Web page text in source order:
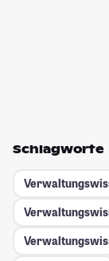
Schlagworte